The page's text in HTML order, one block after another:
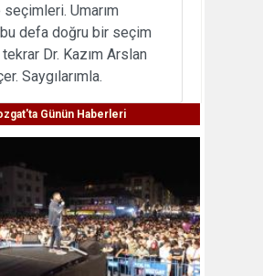
Umarım
defa doğru bir seçim
Dr. Kazım Arslan
Saygılarımla.
Günün Haberleri